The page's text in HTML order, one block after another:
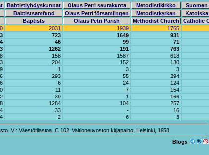
Babtistiyhdyskunnat Olaus Petri seurakunta Metodistikirkko
Babtistsamfund Olaus Petri församlingen Metodistkyrkan
Baptists Olaus Petri Parish Methodist Church
Catholic
2031 1939
1765
723 1649
931
46 99
71
1262 191
763
158 1587
618
204 152
130
9 1 3
3
293 55
294
6 24
124
11 7
154
39 1
166
1284 104
257
33 -
16
2 6 3
VI: Väestötilastoa. C 102. Valtioneuvoston kirjapaino, Helsinki, 1958
Blogs: